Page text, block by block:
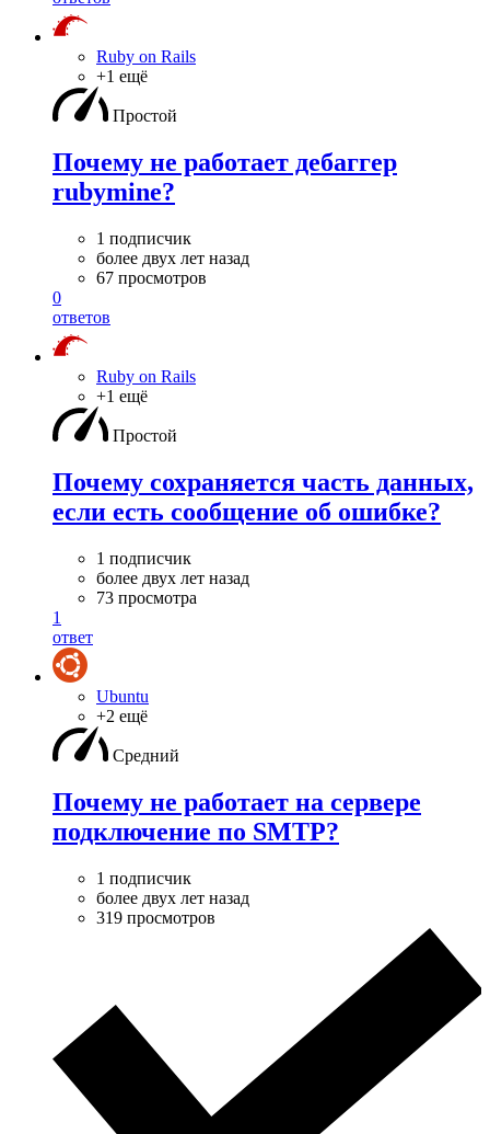
Ruby on Rails
+1 ещё
Простой
Почему не работает дебаггер
rubymine?
1 подписчик
более двух лет назад
67 просмотров
0
ответов
Ruby on Rails
+1 ещё
Простой
Почему сохраняется часть данных,
если есть сообщение об ошибке?
1 подписчик
более двух лет назад
73 просмотра
1
ответ
Ubuntu
+2 ещё
Средний
Почему не работает на сервере
подключение по SMTP?
1 подписчик
более двух лет назад
319 просмотров